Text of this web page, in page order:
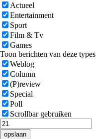
Actueel
Entertainment
Sport
Film & Tv
Games
Toon berichten van deze types
Weblog
Column
(P)review
Special
Poll
Scrollbar gebruiken
opslaan